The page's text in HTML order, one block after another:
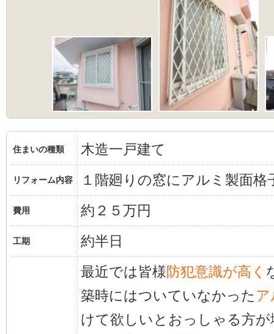
住まいの種類 木造一戸建て
リフォーム内容 １階廻りの窓にアルミ製面格
費用 約２５万円
工期 約半日
最近では皆様防犯意識が高く
築時にはついていなかった ア
けて欲しいとおっしゃる方